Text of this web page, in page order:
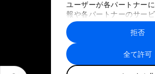
ユーザーが各パートナー
報や各パートナーのサー
に収集された情報と組み
トナーによって使用される
す。
全て許可
拒否
プライバシーポリシーと利
サイトマップ